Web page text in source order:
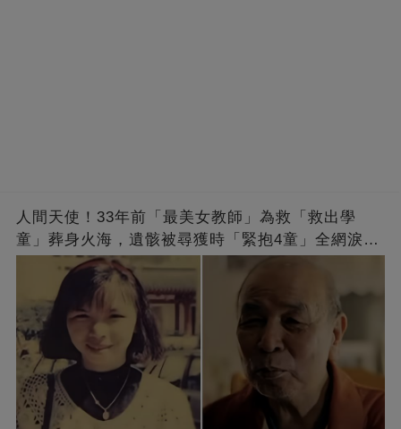
人間天使！33年前「最美女教師」為救「救出學
童」葬身火海，遺骸被尋獲時「緊抱4童」全網淚
崩：真正的英雄不該被遺忘